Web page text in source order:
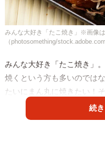
みんな大好き「たこ焼き」※画像
（photosomething/stock.adobe.com
みんな大好き「たこ焼き」
焼くという方も多いのでは
たいにまん丸に焼きたい！
公式インスタグラム（
ん丸にするコツを紹介して
続